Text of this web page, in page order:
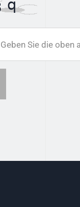
Sie die oben